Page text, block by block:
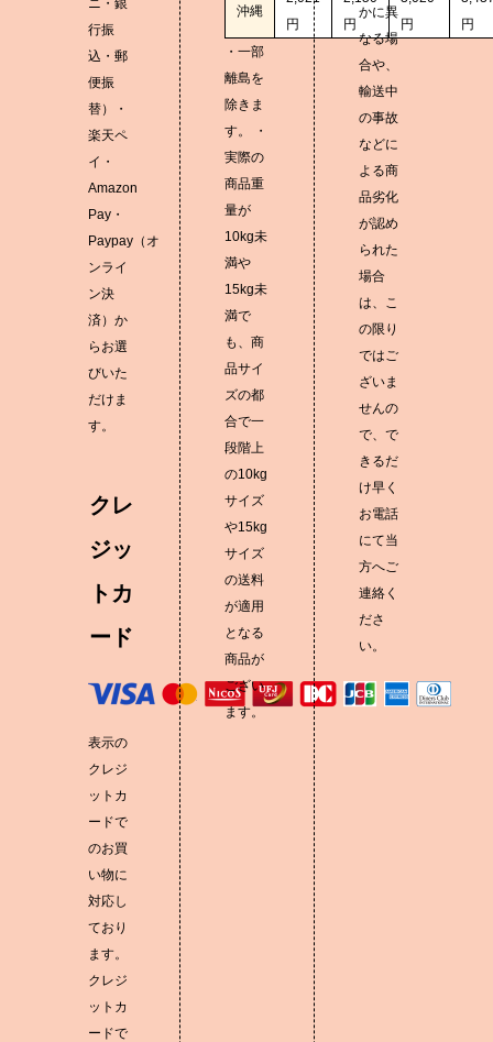
行振
込・郵
便振
替）・
楽天ペ
イ・
Amazon
Pay・
Paypay（オ
ンライ
ン決
済）か
らお選
びいた
だけま
す。
クレ
ジッ
トカ
ード
表示の
クレジ
ットカ
ードで
のお買
い物に
対応し
ており
ます。
クレジ
ットカ
ードで
沖縄
円
円
円
円
・一部
離島を
除きま
す。 ・
実際の
商品重
量が
10kg未
満や
15kg未
満で
も、商
品サイ
ズの都
合で一
段階上
の10kg
サイズ
や15kg
サイズ
の送料
が適用
となる
商品が
ござい
ます。
かに異
なる場
合や、
輸送中
の事故
などに
よる商
品劣化
が認め
られた
場合
は、こ
の限り
ではご
ざいま
せんの
で、で
きるだ
け早く
お電話
にて当
方へご
連絡く
ださ
い。